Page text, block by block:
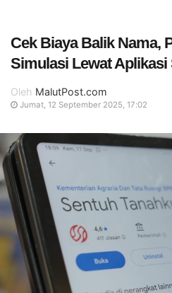
Cek Biaya Balik Nama,
Simulasi Lewat Aplikasi
Oleh MalutPost.com
Jumat, 12 September 2025, 17:02